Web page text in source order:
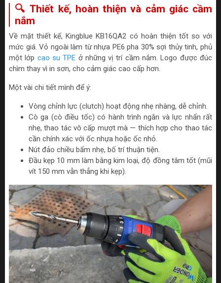
🔍 Thiết kế, hoàn thiện và cảm giác cầm
nắm
Về mặt thiết kế, Kingblue KB16QA2 có hoàn thiện tốt so với
mức giá. Vỏ ngoài làm từ nhựa PE6 pha 30% sợi thủy tinh, phủ
một lớp cao su TPE ở những vị trí cầm nắm. Logo được đúc
chìm thay vì in sơn, cho cảm giác cao cấp hơn.
Một vài chi tiết mình để ý:
Vòng chỉnh lực (clutch) hoạt động nhẹ nhàng, dễ chỉnh.
Cò ga (cò điều tốc) có hành trình ngắn và lực nhấn rất
nhẹ, thao tác vô cấp mượt mà — thích hợp cho thao tác
cần chính xác với ốc nhựa hoặc ốc nhỏ.
Nút đảo chiều bấm nhẹ, bố trí thuận tiện.
Đầu kẹp 10 mm làm bằng kim loại, độ đồng tâm tốt (mũi
vít 150 mm vẫn thẳng khi kẹp).